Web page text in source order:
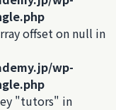
offset on null in
wp-
"tutors" in